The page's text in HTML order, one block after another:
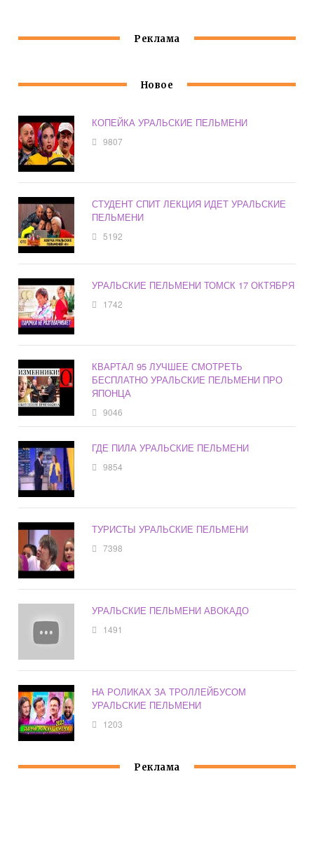
Реклама
Новое
КОПЕЙКА УРАЛЬСКИЕ ПЕЛЬМЕНИ
9807
СТУДЕНТ СПИТ ЛЕКЦИЯ ИДЕТ УРАЛЬСКИЕ
ПЕЛЬМЕНИ
5192
УРАЛЬСКИЕ ПЕЛЬМЕНИ ТОМСК 17 ОКТЯБРЯ
1742
КВАРТАЛ 95 ЛУЧШЕЕ СМОТРЕТЬ
БЕСПЛАТНО УРАЛЬСКИЕ ПЕЛЬМЕНИ ПРО
ЯПОНЦА
9046
ГДЕ ПИЛА УРАЛЬСКИЕ ПЕЛЬМЕНИ
9854
ТУРИСТЫ УРАЛЬСКИЕ ПЕЛЬМЕНИ
7398
УРАЛЬСКИЕ ПЕЛЬМЕНИ АВОКАДО
1491
НА РОЛИКАХ ЗА ТРОЛЛЕЙБУСОМ
УРАЛЬСКИЕ ПЕЛЬМЕНИ
1203
Реклама